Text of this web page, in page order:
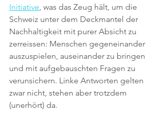
Initiative , was das Zeug hält, um die
Schweiz unter dem Deckmantel der
Nachhaltigkeit mit purer Absicht zu
zerreissen: Menschen gegeneinander
auszuspielen, auseinander zu bringen
und mit aufgebauschten Fragen zu
verunsichern. Linke Antworten gelten
zwar nicht, stehen aber trotzdem
(unerhört) da.